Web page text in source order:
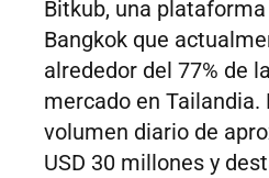
Bitkub, una
Bangkok que
alrededor del 77% de
mercado en
volumen diario de
USD 30 millones y